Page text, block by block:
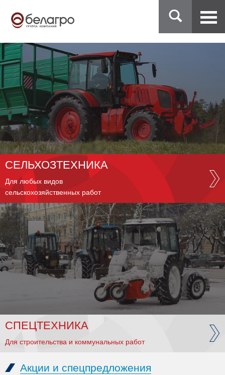
СЕЛЬХОЗТЕХНИКА
Для любых видов
сельскохозяйственных работ
СПЕЦТЕХНИКА
Для строительства и коммунальных работ
Акции и спецпредложения